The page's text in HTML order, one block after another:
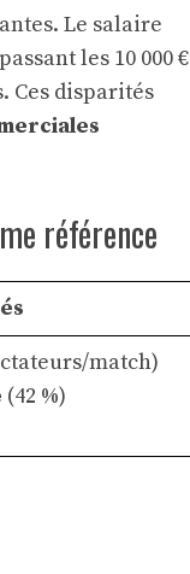
Le salaire
les 10 000 €
Ces disparités
référence
match)
(42 %)